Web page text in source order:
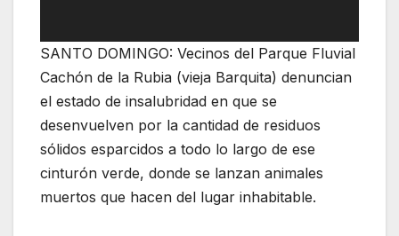
SANTO DOMINGO: Vecinos del Parque Fluvial
Cachón de la Rubia (vieja Barquita) denuncian
el estado de insalubridad en que se
desenvuelven por la cantidad de residuos
sólidos esparcidos a todo lo largo de ese
cinturón verde, donde se lanzan animales
muertos que hacen del lugar inhabitable.